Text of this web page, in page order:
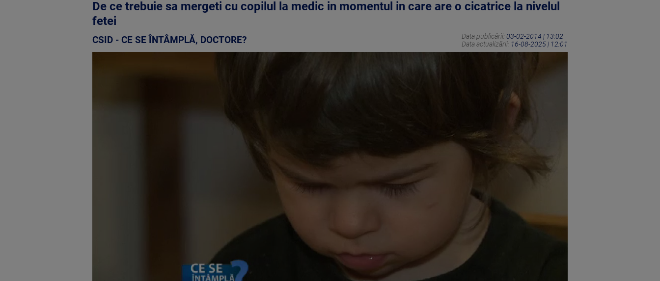
De ce trebuie sa mergeti cu copilul la medic in momentul in care are o cicatrice la nivelul
fetei
CSID - CE SE ÎNTÂMPLĂ, DOCTORE? Data publicării: 03-02-2014 | 13:02
Data actualizării: 16-08-2025 | 12:01